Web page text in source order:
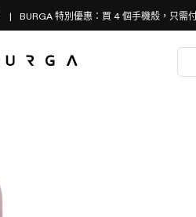
BURGA 特別優惠：買 4 個手機殼，只需